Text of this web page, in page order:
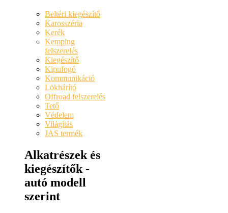
Beltéri kiegészítő
Karosszéria
Kerék
Kemping
felszerelés
Kiegészítő
Kipufogó
Kommunikáció
Lökhárító
Offroad felszerelés
Tető
Védelem
Világítás
JAS termék
Alkatrészek és
kiegészítők -
autó modell
szerint